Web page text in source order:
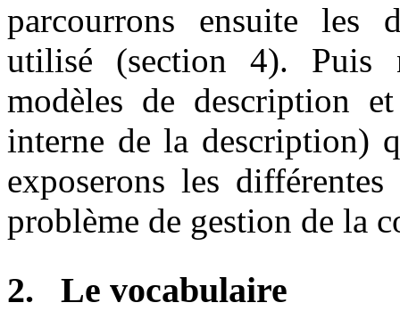
parcourrons ensuite les
utilisé (section 4). Puis
modèles de description
interne de la description)
exposerons les
problème de gestion de la
2. Le vocabulaire